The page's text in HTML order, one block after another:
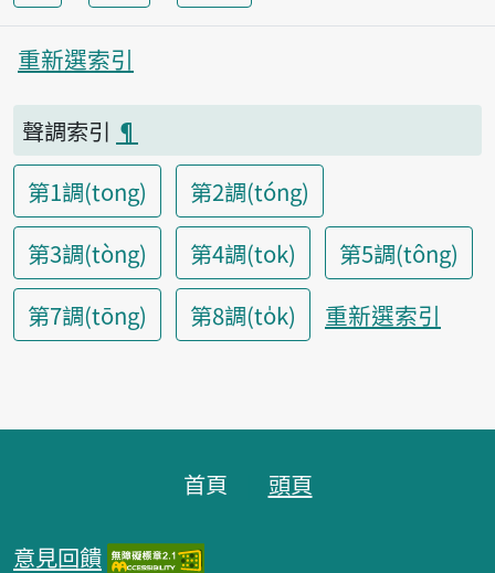
重新選索引
聲調索引 ¶
第1調(tong)
第2調(tóng)
第3調(tòng)
第4調(tok)
第5調(tông)
第7調(tōng)
第8調(to̍k) 重新選索引
首頁 頭頁
意見回饋